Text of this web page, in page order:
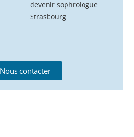
devenir sophrologue
Strasbourg
Nous contacter